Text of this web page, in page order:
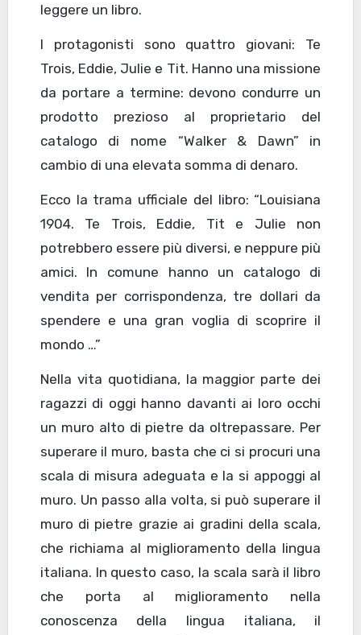
leggere un libro.
I protagonisti sono quattro giovani: Te
Trois, Eddie, Julie e Tit. Hanno una missione
da portare a termine: devono condurre un
prodotto prezioso al proprietario del
catalogo di nome “Walker & Dawn” in
cambio di una elevata somma di denaro.
Ecco la trama ufficiale del libro: “Louisiana
1904. Te Trois, Eddie, Tit e Julie non
potrebbero essere più diversi, e neppure più
amici. In comune hanno un catalogo di
vendita per corrispondenza, tre dollari da
spendere e una gran voglia di scoprire il
mondo …”
Nella vita quotidiana, la maggior parte dei
ragazzi di oggi hanno davanti ai loro occhi
un muro alto di pietre da oltrepassare. Per
superare il muro, basta che ci si procuri una
scala di misura adeguata e la si appoggi al
muro. Un passo alla volta, si può superare il
muro di pietre grazie ai gradini della scala,
che richiama al miglioramento della lingua
italiana. In questo caso, la scala sarà il libro
che porta al miglioramento nella
conoscenza della lingua italiana, il